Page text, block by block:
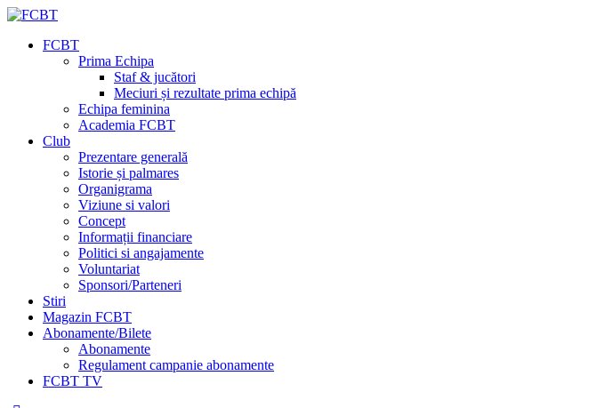
FCBT
Prima Echipa
Staf & jucători
Meciuri și rezultate prima echipă
Echipa feminina
Academia FCBT
Club
Prezentare generală
Istorie și palmares
Organigrama
Viziune si valori
Concept
Informații financiare
Politici si angajamente
Voluntariat
Sponsori/Parteneri
Stiri
Magazin FCBT
Abonamente/Bilete
Abonamente
Regulament campanie abonamente
FCBT TV